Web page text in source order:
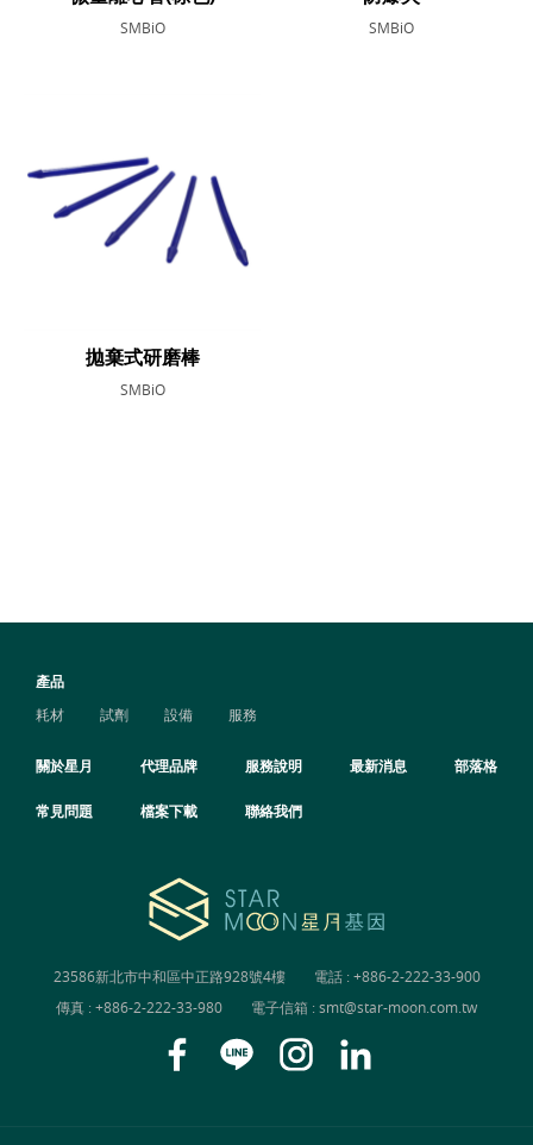
SMBiO SMBiO
拋棄式研磨棒
SMBiO
產品
耗材
試劑 設備 服務
關於星月 代理品牌 服務說明 最新消息 部落格
常見問題 檔案下載 聯絡我們
23586新北市中和區中正路928號4樓 電話 :+886-2-222-33-900
傳真 : +886-2-222-33-980
電子信箱 :smt@star-moon.com.tw